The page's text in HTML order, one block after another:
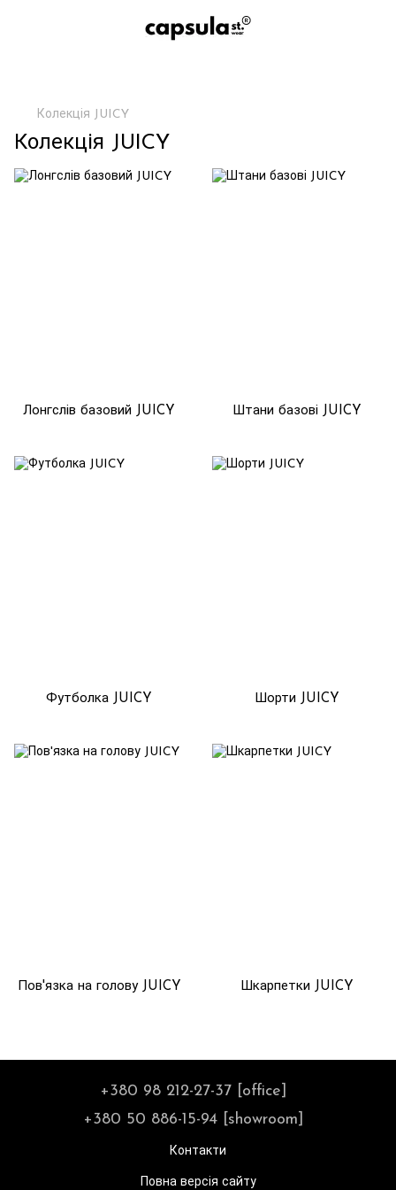
Колекція JUICY
Колекція JUICY
Лонгслів базовий JUICY Штани базові JUICY
Футболка JUICY Шорти JUICY
Пов'язка на голову JUICY Шкарпетки JUICY
+380 98 212-27-37 [office]
+380 50 886-15-94 [showroom]
Контакти
Повна версія сайту